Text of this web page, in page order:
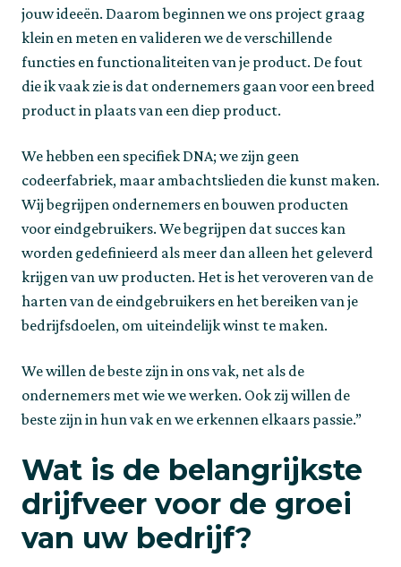
jouw ideeën. Daarom beginnen we ons project graag
klein en meten en valideren we de verschillende
functies en functionaliteiten van je product. De fout
die ik vaak zie is dat ondernemers gaan voor een breed
product in plaats van een diep product.
We hebben een specifiek DNA; we zijn geen
codeerfabriek, maar ambachtslieden die kunst maken.
Wij begrijpen ondernemers en bouwen producten
voor eindgebruikers. We begrijpen dat succes kan
worden gedefinieerd als meer dan alleen het geleverd
krijgen van uw producten. Het is het veroveren van de
harten van de eindgebruikers en het bereiken van je
bedrijfsdoelen, om uiteindelijk winst te maken.
We willen de beste zijn in ons vak, net als de
ondernemers met wie we werken. Ook zij willen de
beste zijn in hun vak en we erkennen elkaars passie.”
Wat is de belangrijkste
drijfveer voor de groei
van uw bedrijf?